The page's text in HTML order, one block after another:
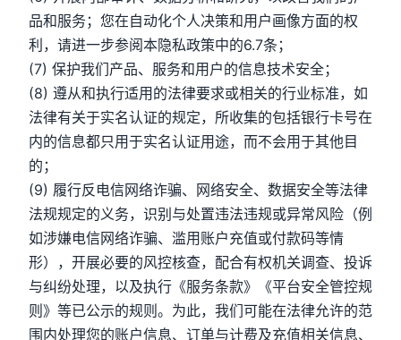
品和服务；您在自动化个人决策和用户画像方面的权
利，请进一步参阅本隐私政策中的6.7条；
(7) 保护我们产品、服务和用户的信息技术安全；
(8) 遵从和执行适用的法律要求或相关的行业标准，如
法律有关于实名认证的规定，所收集的包括银行卡号在
内的信息都只用于实名认证用途，而不会用于其他目
的；
(9) 履行反电信网络诈骗、网络安全、数据安全等法律
法规规定的义务，识别与处置违法违规或异常风险（例
如涉嫌电信网络诈骗、滥用账户充值或付款码等情
形），开展必要的风控核查，配合有权机关调查、投诉
与纠纷处理，以及执行《服务条款》《平台安全管控规
则》等已公示的规则。为此，我们可能在法律允许的范
围内处理您的账户信息、订单与计费及充值相关信息、